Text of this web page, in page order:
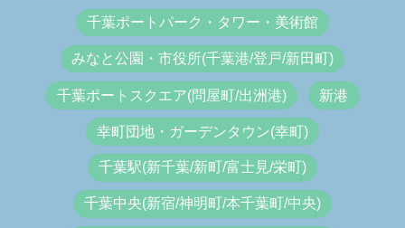
千葉ポートパーク・タワー・美術館
みなと公園・市役所(千葉港/登戸/新田町)
千葉ポートスクエア(問屋町/出洲港) 新港
幸町団地・ガーデンタウン(幸町)
千葉駅(新千葉/新町/富士見/栄町)
千葉中央(新宿/神明町/本千葉町/中央)